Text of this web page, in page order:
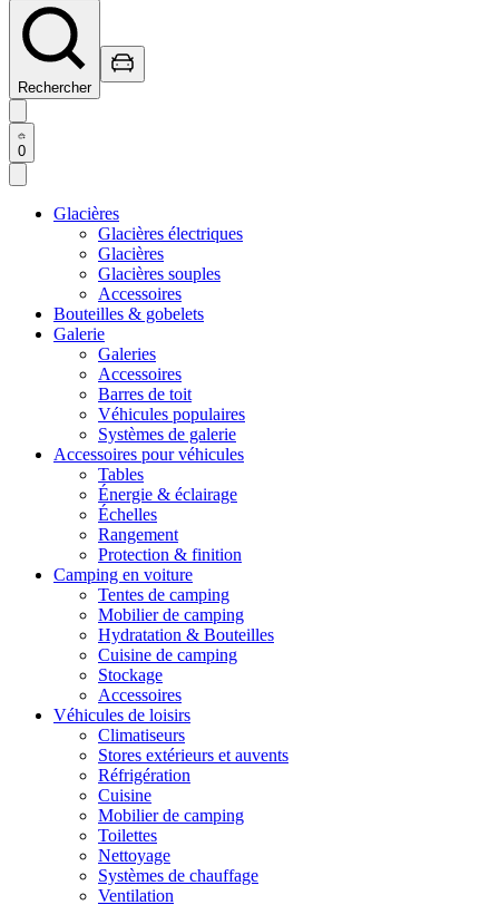
Rechercher
0
Glacières
Glacières électriques
Glacières
Glacières souples
Accessoires
Bouteilles & gobelets
Galerie
Galeries
Accessoires
Barres de toit
Véhicules populaires
Systèmes de galerie
Accessoires pour véhicules
Tables
Énergie & éclairage
Échelles
Rangement
Protection & finition
Camping en voiture
Tentes de camping
Mobilier de camping
Hydratation & Bouteilles
Cuisine de camping
Stockage
Accessoires
Véhicules de loisirs
Climatiseurs
Stores extérieurs et auvents
Réfrigération
Cuisine
Mobilier de camping
Toilettes
Nettoyage
Systèmes de chauffage
Ventilation